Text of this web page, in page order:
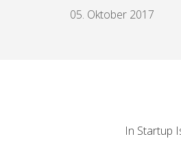
05. Oktober 2017
In Startup